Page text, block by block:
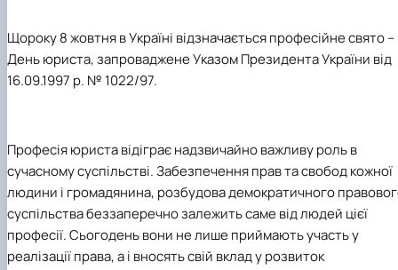
Щороку 8 жовтня в Україні відзначається професійне свято –
День юриста, запроваджене Указом Президента України від
16.09.1997 р. № 1022/97.
Професія юриста відіграє надзвичайно важливу роль в
сучасному суспільстві. Забезпечення прав та свобод кожної
людини і громадянина, розбудова демократичного
суспільства беззаперечно залежить саме від людей цієї
професії. Сьогодень вони не лише приймають участь у
реалізації права, а і вносять свій вклад у розвиток